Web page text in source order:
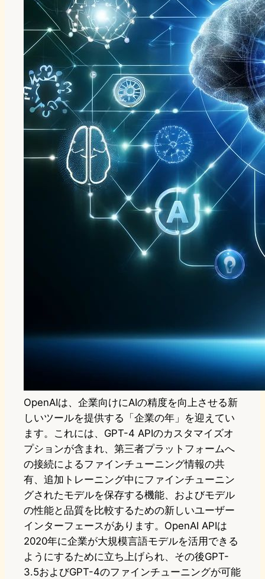
OpenAIは、企業向けにAIの精度を向上させる新
しいツールを提供する「企業の年」を迎えてい
ます。これには、GPT-4 APIのカスタマイズオ
プションが含まれ、第三者プラットフォームへ
の接続によるファインチューニング情報の共
有、追加トレーニング中にファインチューニン
グされたモデルを保存する機能、およびモデル
の性能と品質を比較するための新しいユーザー
インターフェースがあります。OpenAI APIは
2020年に企業が大規模言語モデルを活用できる
ようにするために立ち上げられ、その後GPT-
3.5およびGPT-4のファインチューニングが可能